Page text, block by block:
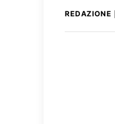
REDAZIONE